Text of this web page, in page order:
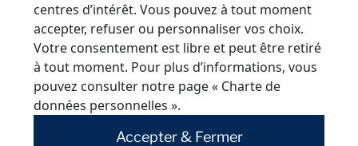
centres d’intérêt. Vous pouvez à tout moment
accepter, refuser ou personnaliser vos choix.
Votre consentement est libre et peut être retiré
à tout moment. Pour plus d’informations, vous
pouvez consulter notre page« Charte de
données personnelles ».
Accepter & Fermer